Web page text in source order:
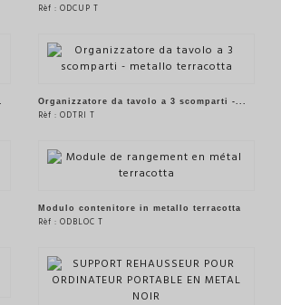
Rèf : ODCUP T
Organizzatore da tavolo a 3 scomparti -...
Rèf : ODTRI T
VEDERE IL PRODOTTO
Modulo contenitore in metallo terracotta
Rèf : ODBLOC T